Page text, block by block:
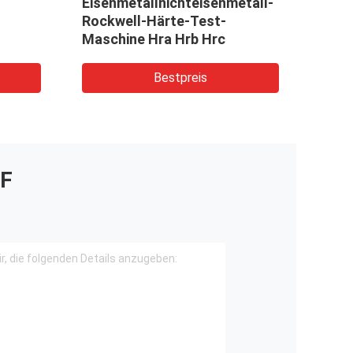
Rockwell-Härte-Test-
Maschine Hra Hrb Hrc
Bestpreis